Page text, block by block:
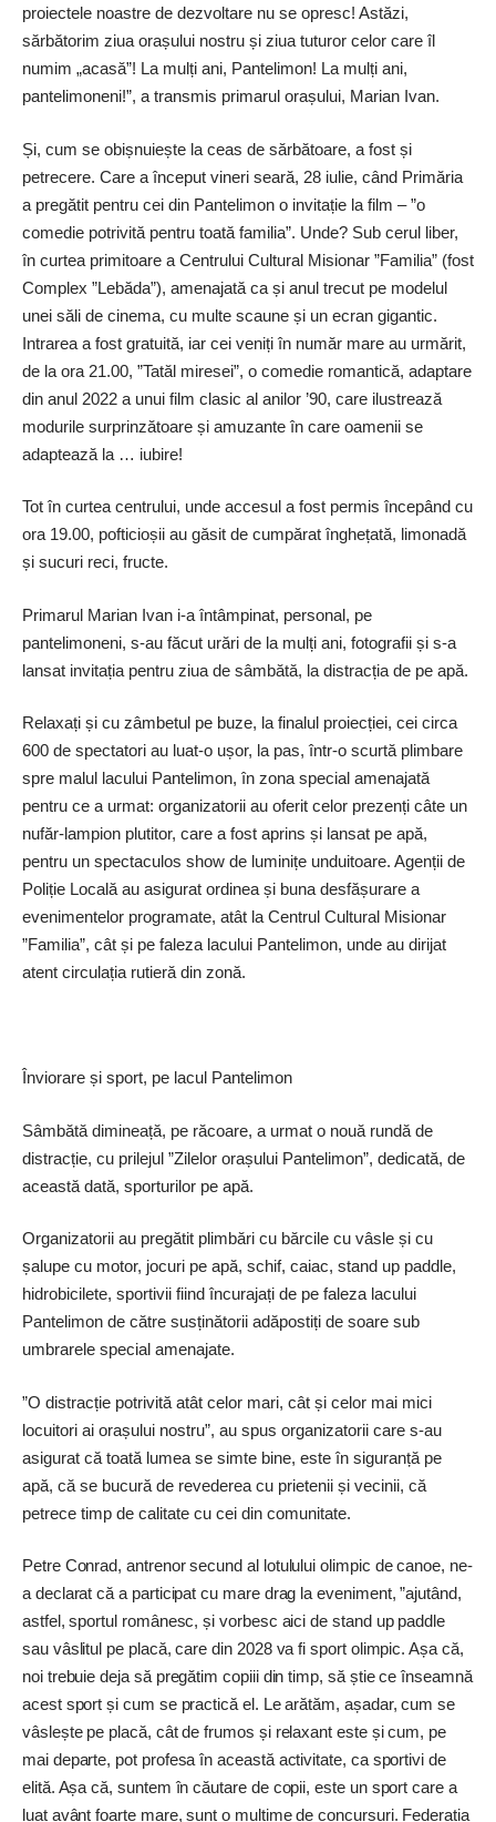
proiectele noastre de dezvoltare nu se opresc! Astăzi,
sărbătorim ziua orașului nostru și ziua tuturor celor care îl
numim „acasă”! La mulți ani, Pantelimon! La mulți ani,
pantelimoneni!”, a transmis primarul orașului, Marian Ivan.
Și, cum se obișnuiește la ceas de sărbătoare, a fost și
petrecere. Care a început vineri seară, 28 iulie, când Primăria
a pregătit pentru cei din Pantelimon o invitație la film – ”o
comedie potrivită pentru toată familia”. Unde? Sub cerul liber,
în curtea primitoare a Centrului Cultural Misionar ”Familia” (fost
Complex ”Lebăda”), amenajată ca și anul trecut pe modelul
unei săli de cinema, cu multe scaune și un ecran gigantic.
Intrarea a fost gratuită, iar cei veniți în număr mare au urmărit,
de la ora 21.00, ”Tatăl miresei”, o comedie romantică, adaptare
din anul 2022 a unui film clasic al anilor ’90, care ilustrează
modurile surprinzătoare și amuzante în care oamenii se
adaptează la … iubire!
Tot în curtea centrului, unde accesul a fost permis începând cu
ora 19.00, pofticioșii au găsit de cumpărat înghețată, limonadă
și sucuri reci, fructe.
Primarul Marian Ivan i-a întâmpinat, personal, pe
pantelimoneni, ­s-au făcut urări de la mulți ani, fotografii și s-a
lansat invitația pentru ziua de sâmbătă, la distracția de pe apă.
Relaxați și cu zâmbetul pe buze, la finalul proiecției, cei circa
600 de spectatori au luat-o ușor, la pas, într-o scurtă plimbare
spre malul lacului Pantelimon, în zona special amenajată
pentru ce a urmat: organizatorii au oferit celor prezenți câte un
nufăr-lampion plutitor, care a fost aprins și lansat pe apă,
pentru un spectaculos show de luminițe unduitoare. Agenții de
Poliție Locală au asigurat ordinea și buna desfășurare a
evenimentelor programate, atât la Centrul Cultural Misionar
”Familia”, cât și pe faleza lacului Pantelimon, unde au dirijat
atent circulația rutieră din zonă.
Înviorare și sport, pe lacul Pantelimon
Sâmbătă dimineață, pe răcoare, a urmat o nouă rundă de
distracție, cu prilejul ”Zilelor orașului Pantelimon”, dedicată, de
această dată, sporturilor pe apă.
Organizatorii au pregătit plimbări cu bărcile cu vâsle și cu
șalupe cu motor, jocuri pe apă, schif, caiac, stand up paddle,
hidrobicilete, sportivii fiind încurajați de pe faleza lacului
Pantelimon de către susținătorii adăpostiți de soare sub
umbrarele special amenajate.
”O distracție potrivită atât celor mari, cât și celor mai mici
locuitori ai orașului nostru”, au spus organizatorii care s-au
asigurat că toată lumea se simte bine, este în siguranță pe
apă, că se bucură de revederea cu prietenii și vecinii, că
petrece timp de calitate cu cei din comunitate.
Petre Conrad, antrenor secund al lotulului olimpic de canoe, ne-
a declarat că a participat cu mare drag la eveniment, ”ajutând,
astfel, sportul românesc, și vorbesc aici de stand up paddle
sau vâslitul pe placă, care din 2028 va fi sport olimpic. Așa că,
noi trebuie deja să pregătim copiii din timp, să știe ce înseamnă
acest sport și cum se practică el. Le arătăm, așadar, cum se
vâslește pe placă, cât de frumos și relaxant este și cum, pe
mai departe, pot profesa în această activitate, ca sportivi de
elită. Așa că, suntem în căutare de copii, este un sport care a
luat avânt foarte mare, sunt o mulțime de concursuri. Federația